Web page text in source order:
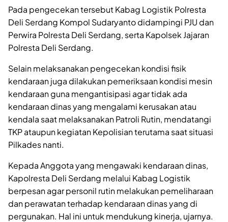
Pada pengecekan tersebut Kabag Logistik Polresta
Deli Serdang Kompol Sudaryanto didampingi PJU dan
Perwira Polresta Deli Serdang, serta Kapolsek Jajaran
Polresta Deli Serdang.
Selain melaksanakan pengecekan kondisi fisik
kendaraan juga dilakukan pemeriksaan kondisi mesin
kendaraan guna mengantisipasi agar tidak ada
kendaraan dinas yang mengalami kerusakan atau
kendala saat melaksanakan Patroli Rutin, mendatangi
TKP ataupun kegiatan Kepolisian terutama saat situasi
Pilkades nanti.
Kepada Anggota yang mengawaki kendaraan dinas,
Kapolresta Deli Serdang melalui Kabag Logistik
berpesan agar personil rutin melakukan pemeliharaan
dan perawatan terhadap kendaraan dinas yang di
pergunakan. Hal ini untuk mendukung kinerja, ujarnya.